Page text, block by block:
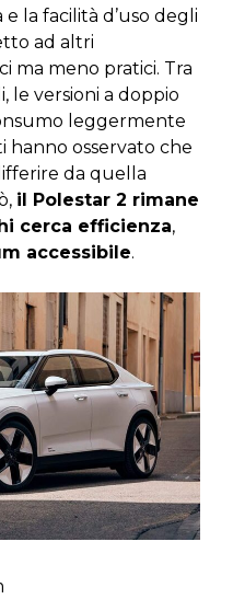
e la facilità d’uso degli
ad altri
ma meno pratici. Tra
le versioni a doppio
leggermente
osservato che
da quella
il Polestar 2 rimane
cerca efficienza,
accessibile.